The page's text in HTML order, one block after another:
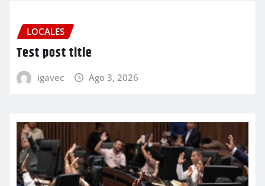
LOCALES
Test post title
igavec Ago 3, 2026